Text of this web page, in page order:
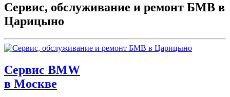
Сервис, обслуживание и ремонт БМВ в
Царицыно
Сервис BMW
в Москве